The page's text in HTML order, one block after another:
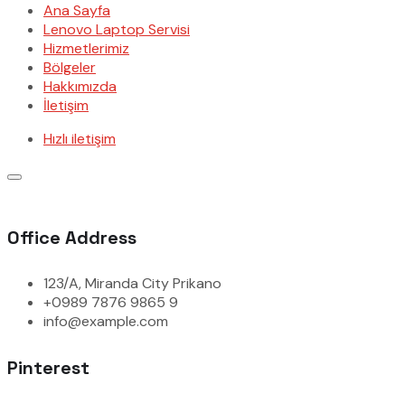
Ana Sayfa
Lenovo Laptop Servisi
Hizmetlerimiz
Bölgeler
Hakkımızda
İletişim
Hızlı iletişim
Office Address
123/A, Miranda City Prikano
+0989 7876 9865 9
info@example.com
Pinterest